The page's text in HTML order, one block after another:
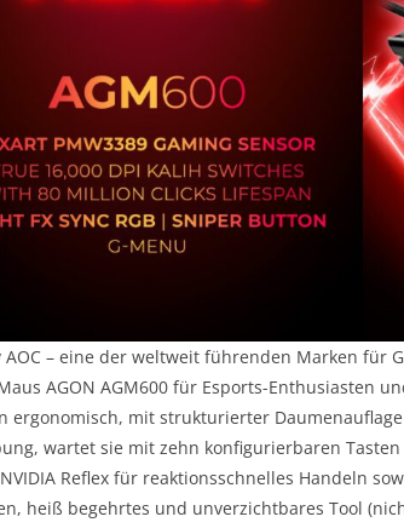
AOC – eine der weltweit führenden Marken für
AGON AGM600 für Esports-Enthusiasten
ergonomisch, mit strukturierter
wartet sie mit zehn konfigurierbaren
Reflex für reaktionsschnelles Handeln
heiß begehrtes und unverzichtbares Tool